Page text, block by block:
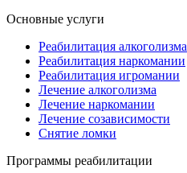
Основные услуги
Реабилитация алкоголизма
Реабилитация наркомании
Реабилитация игромании
Лечение алкоголизма
Лечение наркомании
Лечение созависимости
Снятие ломки
Программы реабилитации